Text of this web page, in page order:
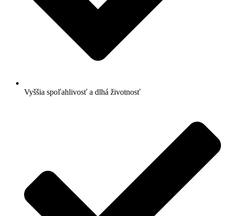
Vyššia spoľahlivosť a dlhá životnosť